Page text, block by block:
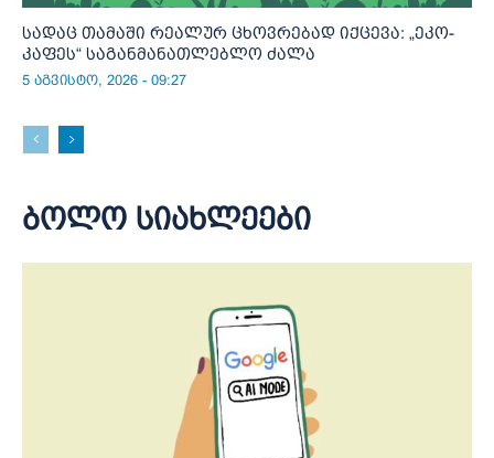
სადაც თამაში რეალურ ცხოვრებად იქცევა: „ეკო-
კაფეს“ საგანმანათლებლო ძალა
5 აგვისტო, 2026 - 09:27
ბოლო სიახლეები